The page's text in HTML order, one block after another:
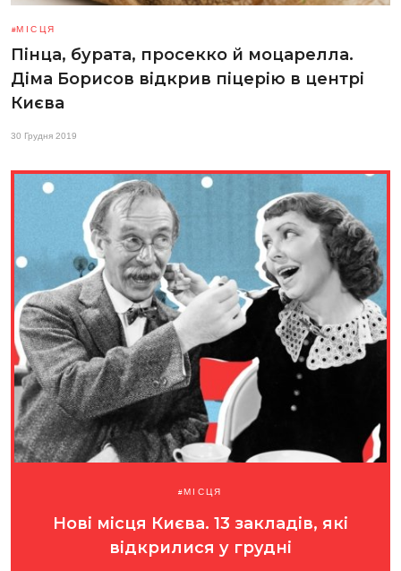
МІСЦЯ
Пінца, бурата, просекко й моцарелла.
Діма Борисов відкрив піцерію в центрі
Києва
30 Грудня 2019
МІСЦЯ
Нові місця Києва. 13 закладів, які
відкрилися у грудні